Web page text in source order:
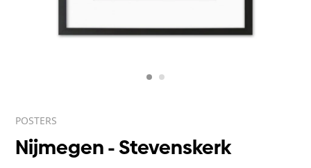
POSTERS
Nijmegen - Stevenskerk